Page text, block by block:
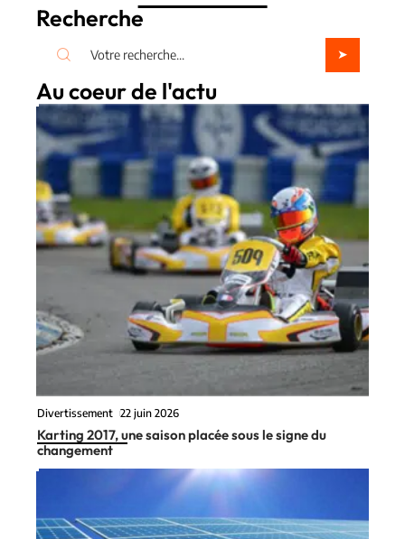
Recherche
Au coeur de l'actu
Divertissement 22 juin 2026
Karting 2017, une saison placée sous le signe du
changement